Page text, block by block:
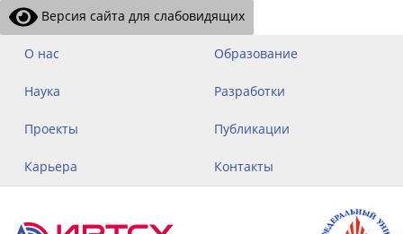
Версия сайта для слабовидящих
О нас Образование
Наука Разработки
Проекты Публикации
Карьера Контакты